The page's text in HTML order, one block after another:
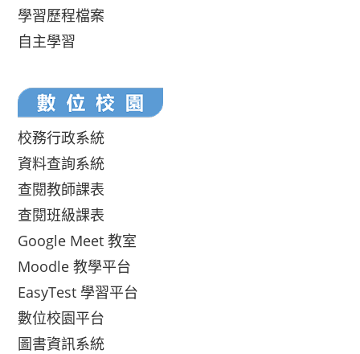
學習歷程檔案
自主學習
校務行政系統
資料查詢系統
查閱教師課表
查閱班級課表
Google Meet 教室
Moodle 教學平台
EasyTest 學習平台
數位校園平台
圖書資訊系統